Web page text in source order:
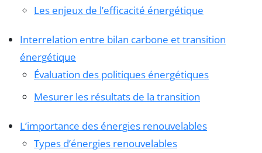
Les enjeux de l’efficacité énergétique
Interrelation entre bilan carbone et transition
énergétique
Évaluation des politiques énergétiques
Mesurer les résultats de la transition
L’importance des énergies renouvelables
Types d’énergies renouvelables